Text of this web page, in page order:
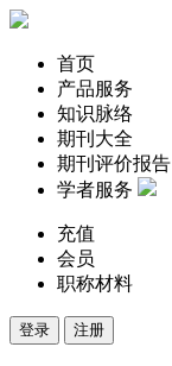
首页
产品服务
知识脉络
期刊大全
期刊评价报告
学者服务
充值
会员
职称材料
登录 注册